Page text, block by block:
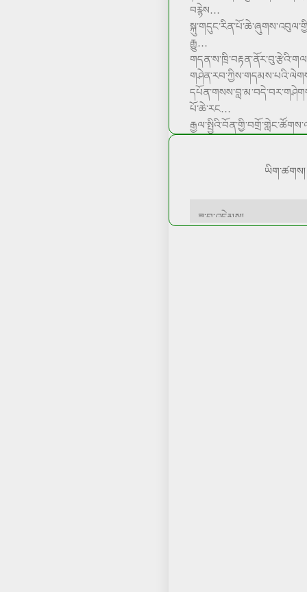
བརྙེས…
རྒྱུ…
པོ་ཆེ་རང…
ཡིག་ཚགས།